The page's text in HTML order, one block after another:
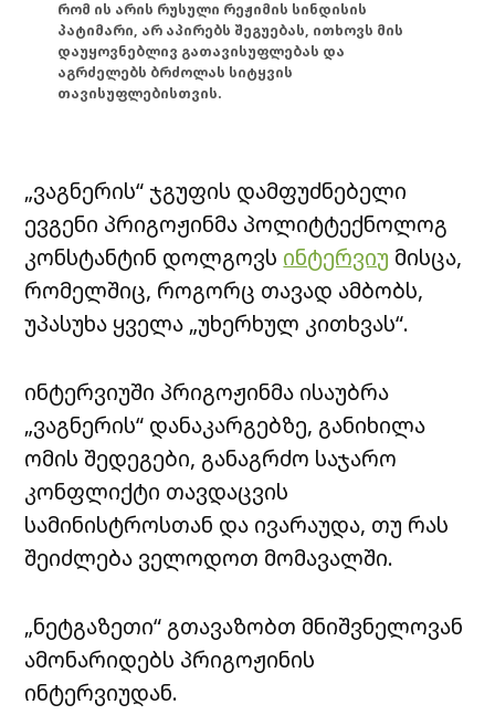
რომ ის არის რუსული რეჟიმის სინდისის
პატიმარი, არ აპირებს შეგუებას, ითხოვს მის
დაუყოვნებლივ გათავისუფლებას და
აგრძელებს ბრძოლას სიტყვის
თავისუფლებისთვის.
„ვაგნერის“ ჯგუფის დამფუძნებელი
ევგენი პრიგოჟინმა პოლიტტექნოლოგ
კონსტანტინ დოლგოვს ინტერვიუ მისცა,
რომელშიც, როგორც თავად ამბობს,
უპასუხა ყველა „უხერხულ კითხვას“.
ინტერვიუში პრიგოჟინმა ისაუბრა
„ვაგნერის“ დანაკარგებზე, განიხილა
ომის შედეგები, განაგრძო საჯარო
კონფლიქტი თავდაცვის
სამინისტროსთან და ივარაუდა, თუ რას
შეიძლება ველოდოთ მომავალში.
„ნეტგაზეთი“ გთავაზობთ მნიშვნელოვან
ამონარიდებს პრიგოჟინის
ინტერვიუდან.